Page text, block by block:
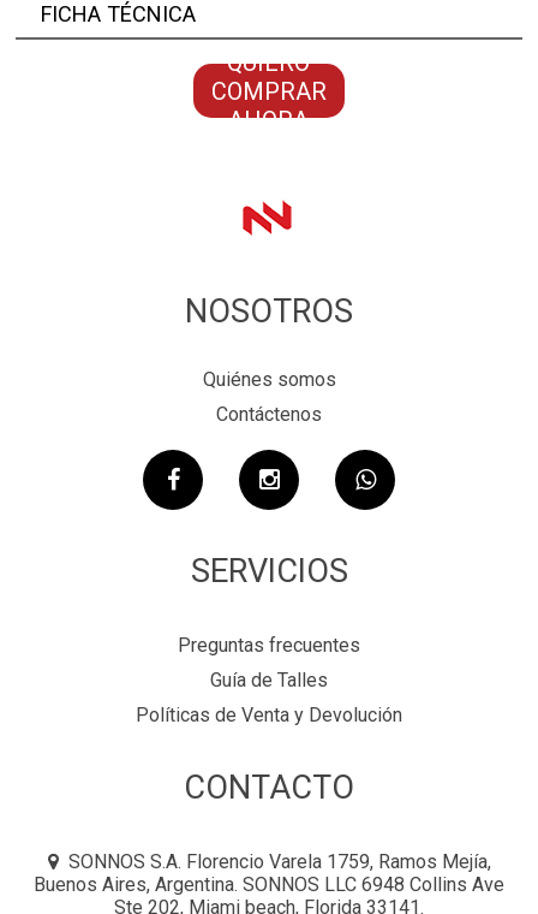
FICHA TÉCNICA
QUIERO
COMPRAR
AHORA
NOSOTROS
Quiénes somos
Contáctenos
SERVICIOS
Preguntas frecuentes
Guía de Talles
Políticas de Venta y Devolución
CONTACTO
SONNOS S.A. Florencio Varela 1759, Ramos Mejía,
Buenos Aires, Argentina. SONNOS LLC 6948 Collins Ave
Ste 202, Miami beach, Florida 33141.